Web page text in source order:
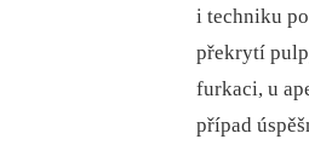
i techniku
překrytí
furkaci, u
případ